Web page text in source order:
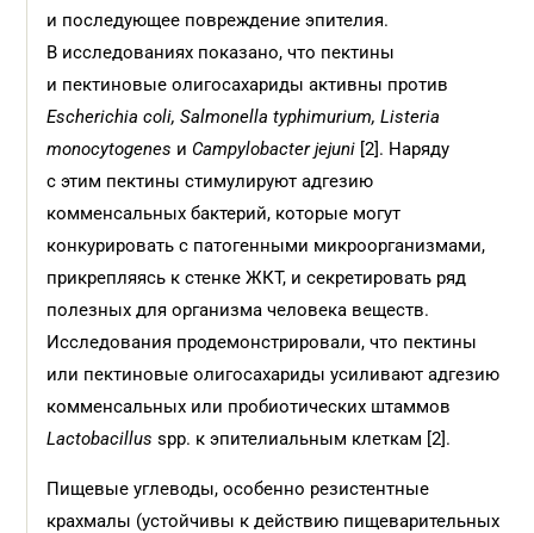
и последующее повреждение эпителия.
В исследованиях показано, что пектины
и пектиновые олигосахариды активны против
Escherichia coli, Salmonella typhimurium, Listeria
monocytogenes и Campylobacter jejuni [2]. Наряду
с этим пектины стимулируют адгезию
комменсальных бактерий, которые могут
конкурировать с патогенными микроорганизмами,
прикрепляясь к стенке ЖКТ, и секретировать ряд
полезных для организма человека веществ.
Исследования продемонстрировали, что пектины
или пектиновые олигосахариды усиливают адгезию
комменсальных или пробиотических штаммов
Lactobacillus spp. к эпителиальным клеткам [2].
Пищевые углеводы, особенно резистентные
крахмалы (устойчивы к действию пищеварительных